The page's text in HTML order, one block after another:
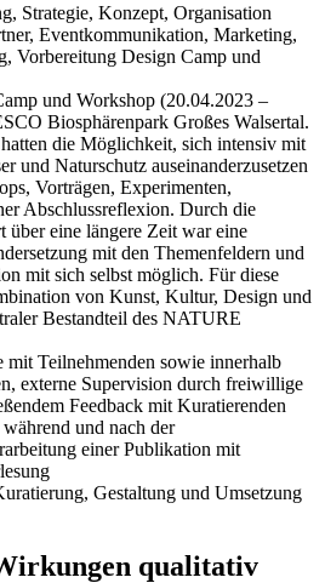
Strategie, Konzept, Organisation
Eventkommunikation, Marketing,
Vorbereitung Design Camp und
und Workshop (20.04.2023 –
Biosphärenpark Großes Walsertal.
die Möglichkeit, sich intensiv mit
und Naturschutz auseinanderzusetzen
Vorträgen, Experimenten,
Abschlussreflexion. Durch die
über eine längere Zeit war eine
mit den Themenfeldern und
mit sich selbst möglich. Für diese
von Kunst, Kultur, Design und
Bestandteil des NATURE
mit Teilnehmenden sowie innerhalb
externe Supervision durch freiwillige
Feedback mit Kuratierenden
und nach der
einer Publikation mit
Gestaltung und Umsetzung
qualitativ